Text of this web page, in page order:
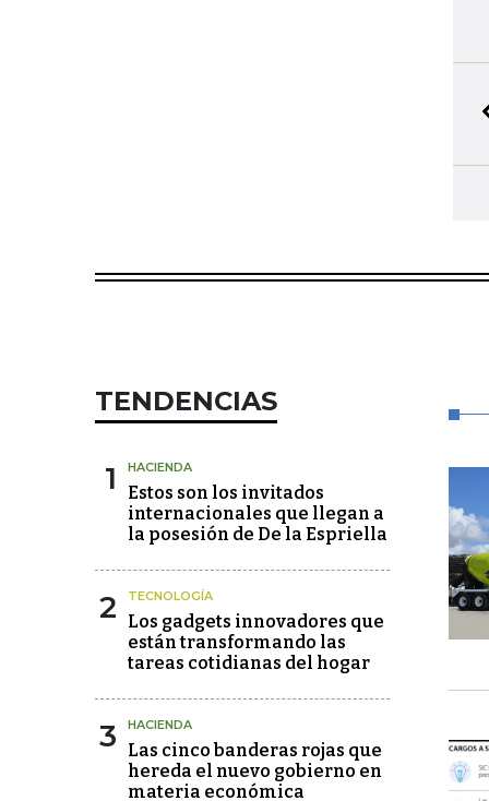
TENDENCIAS
1 HACIENDA
Estos son los invitados
internacionales que llegan a
la posesión de De la Espriella
2 TECNOLOGÍA
Los gadgets innovadores que
están transformando las
tareas cotidianas del hogar
3 HACIENDA
Las cinco banderas rojas que
hereda el nuevo gobierno en
materia económica